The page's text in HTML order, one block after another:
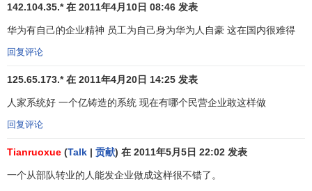
东欧、南欧相继打开市场后，华为开始挺进西欧、北
美，并把欧洲地区部的中心设在巴黎。
从非洲转战欧洲的邓涛已经升任公司
连运营商的门都进不去。因为欧洲人认为中国只能生产廉价
的鞋子，对中国人能生产高科技产品闻所未闻。比如前些年
华为参加戛纳电信展，法国电视台的报道题目竟然是：“中国
后来，华为动了脑筋，推华为品牌，先让客户了解中
142.104.35.* 在 2011年4月10日 08:46 发表
华为有自己的企业精神 员工为自己身为华为人自豪 这在国内很难得
回复评论
125.65.173.* 在 2011年4月20日 14:25 发表
人家系统好 一个亿铸造的系统 现在有哪个民营企业敢这样做
回复评论
Tianruoxue (Talk | 贡献) 在 2011年5月5日 22:02 发表
一个从部队转业的人能发企业做成这样很不错了。